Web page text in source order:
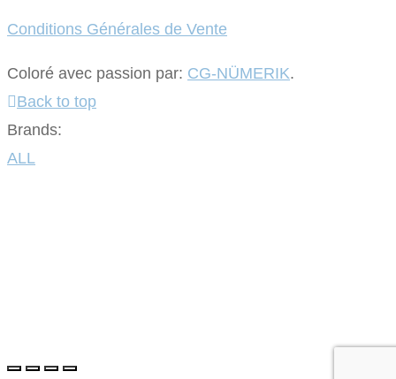
Conditions Générales de Vente
Coloré avec passion par: CG-NÜMERIK.
Back to top
Brands:
ALL